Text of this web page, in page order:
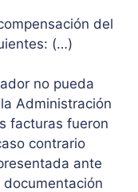
del
(…)
no pueda
Administración
facturas fueron
contrario
ante